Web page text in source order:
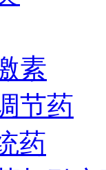
素
节药
药